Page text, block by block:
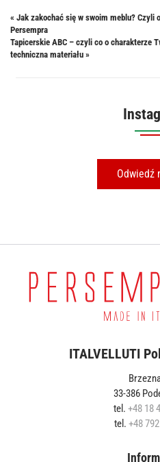
« Jak zakochać się w swoim meblu? Czyli
Persempra
Tapicerskie ABC – czyli co o charakterze
techniczna materiału »
Odwiedź
ITALVELLUTI
33-386
tel. +48 18
tel. +48